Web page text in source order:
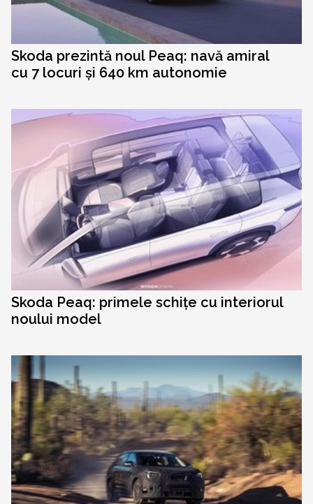
Skoda prezintă noul Peaq: navă amiral
cu 7 locuri și 640 km autonomie
Skoda Peaq: primele schițe cu interiorul
noului model